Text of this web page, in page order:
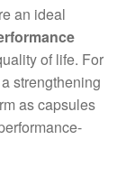
an ideal
of life. For
strengthening
as capsules